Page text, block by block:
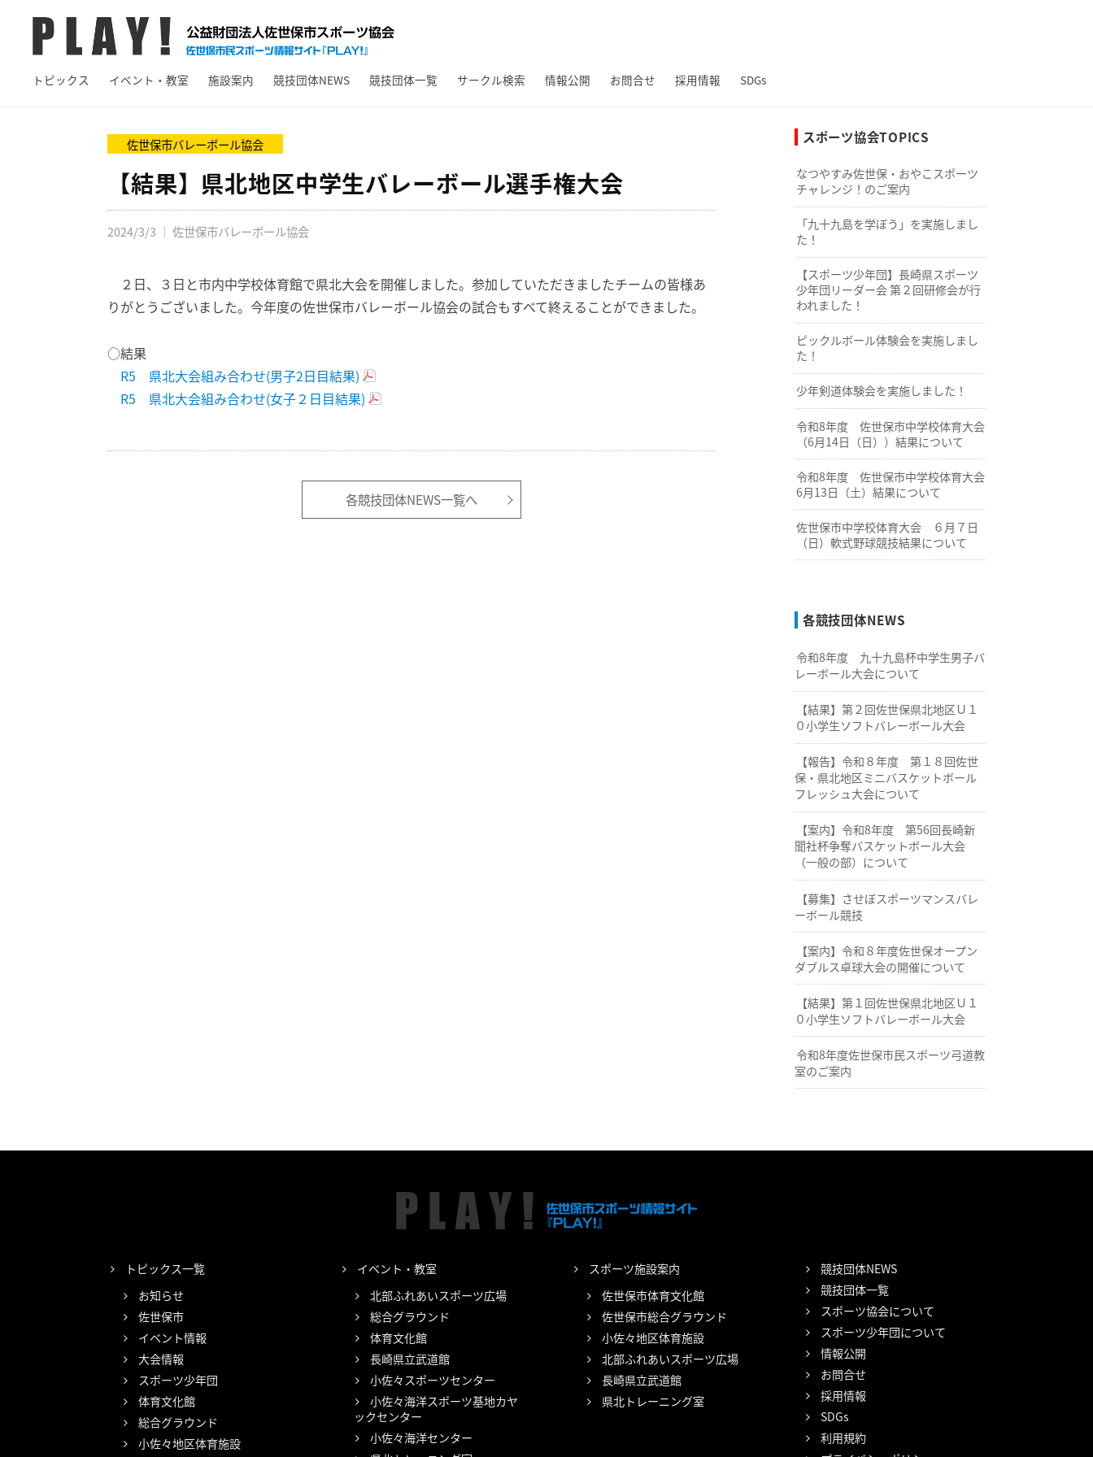
L世
トピックス イベント・教室 施設案内 競技団体NEWS 競技団体一覧 サークル検索 情報公開 お問合せ 採用情報 SDGs
佐世保市バレーボール協会
【結果】県北地区中学生バレーボール選手権大会
2024/3/3 ｜ 佐世保市バレーボール協会
２日、３日と市内中学校体育館で県北大会を開催しました。参加していただきましたチームの皆様あ
りがとうございました。今年度の佐世保市バレーボール協会の試合もすべて終えることができました。
○結果
R5 県北大会組み合わせ(男子2日目結果)
R5 県北大会組み合わせ(女子２日目結果)
各競技団体NEWS一覧へ
スポーツ協会TOPICS
なつやすみ佐世保・おやこスポーツ
チャレンジ！のご案内
「九十九島を学ぼう」を実施しまし
た！
【スポーツ少年団】長崎県スポーツ
少年団リーダー会 第２回研修会が行
われました！
ピックルボール体験会を実施しまし
た！
少年剣道体験会を実施しました！
令和8年度 佐世保市中学校体育大会
（6月14日（日））結果について
令和8年度 佐世保市中学校体育大会
6月13日（土）結果について
佐世保市中学校体育大会 ６月７日
（日）軟式野球競技結果について
各競技団体NEWS
令和8年度 九十九島杯中学生男子バ
レーボール大会について
【結果】第２回佐世保県北地区Ｕ１
０小学生ソフトバレーボール大会
【報告】令和８年度 第１８回佐世
保・県北地区ミニバスケットボール
フレッシュ大会について
【案内】令和8年度 第56回長崎新
聞社杯争奪バスケットボール大会
（一般の部）について
【募集】させぼスポーツマンスバレ
ーボール競技
【案内】令和８年度佐世保オープン
ダブルス卓球大会の開催について
【結果】第１回佐世保県北地区Ｕ１
０小学生ソフトバレーボール大会
令和8年度佐世保市民スポーツ弓道教
室のご案内
トピックス一覧
お知らせ
佐世保市
イベント情報
大会情報
スポーツ少年団
体育文化館
総合グラウンド
小佐々地区体育施設
イベント・教室
北部ふれあいスポーツ広場
総合グラウンド
体育文化館
長崎県立武道館
小佐々スポーツセンター
小佐々海洋スポーツ基地カヤ
ックセンター
小佐々海洋センター
スポーツ施設案内
佐世保市体育文化館
佐世保市総合グラウンド
小佐々地区体育施設
北部ふれあいスポーツ広場
長崎県立武道館
県北トレーニング室
競技団体NEWS
競技団体一覧
スポーツ協会について
スポーツ少年団について
情報公開
お問合せ
採用情報
SDGs
利用規約
!